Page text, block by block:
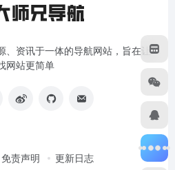
、资讯于一体的导航网站，旨在让
网站更简单
免责声明 更新日志